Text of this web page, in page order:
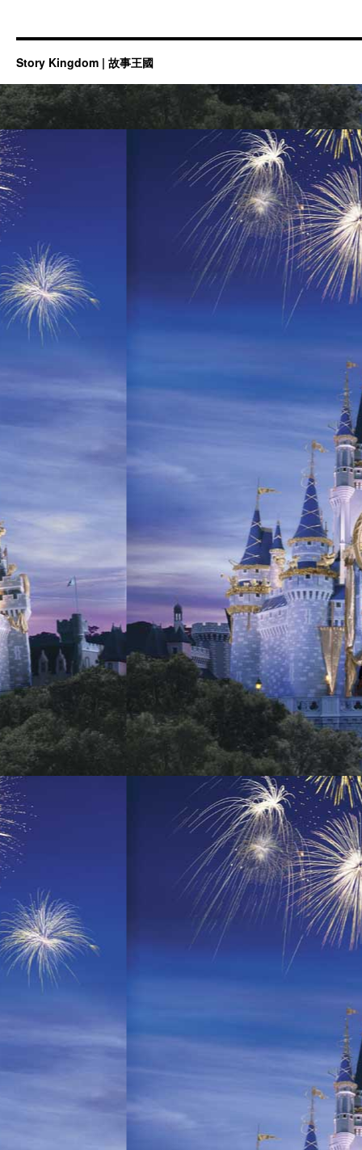
Story Kingdom | 故事王國